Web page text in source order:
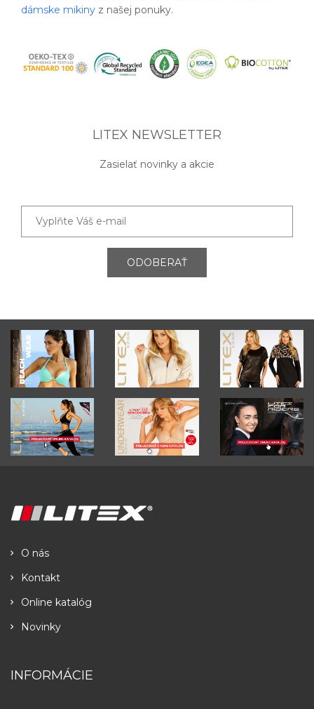
dámske mikiny z našej ponuky.
LITEX NEWSLETTER
Zasielať novinky a akcie
ODOBERAŤ
O nás
Kontakt
Online katalóg
Novinky
INFORMÁCIE